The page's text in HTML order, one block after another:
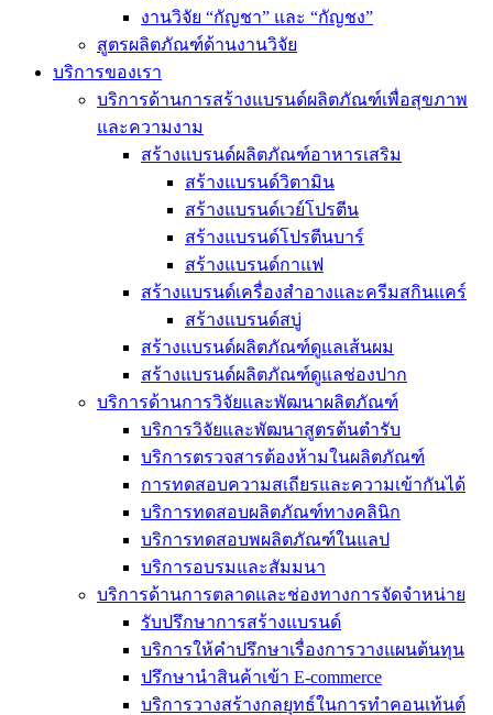
งานวิจัย “กัญชา” และ “กัญชง”
สูตรผลิตภัณฑ์ด้านงานวิจัย
บริการของเรา
บริการด้านการสร้างแบรนด์ผลิตภัณฑ์เพื่อสุขภาพ
และความงาม
สร้างแบรนด์ผลิตภัณฑ์อาหารเสริม
สร้างแบรนด์วิตามิน
สร้างแบรนด์เวย์โปรตีน
สร้างแบรนด์โปรตีนบาร์
สร้างแบรนด์กาแฟ
สร้างแบรนด์เครื่องสำอางและครีมสกินแคร์
สร้างแบรนด์สบู่
สร้างแบรนด์ผลิตภัณฑ์ดูแลเส้นผม
สร้างแบรนด์ผลิตภัณฑ์ดูแลช่องปาก
บริการด้านการวิจัยและพัฒนาผลิตภัณฑ์
บริการวิจัยและพัฒนาสูตรต้นตำรับ
บริการตรวจสารต้องห้ามในผลิตภัณฑ์
การทดสอบความสเถียรและความเข้ากันได้
บริการทดสอบผลิตภัณฑ์ทางคลินิก
บริการทดสอบพผลิตภัณฑ์ในแลป
บริการอบรมและสัมมนา
บริการด้านการตลาดและช่องทางการจัดจำหน่าย
รับปรึกษาการสร้างแบรนด์
บริการให้คำปรึกษาเรื่องการวางแผนต้นทุน
ปรึกษานำสินค้าเข้า E-commerce
บริการวางสร้างกลยุทธ์ในการทำคอนเท้นต์